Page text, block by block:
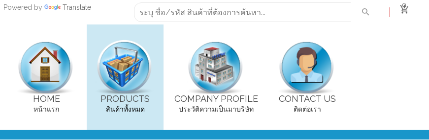
Powered by Translate 0
HOME
หน้าแรก
PRODUCTS
สินค้าทั้งหมด
COMPANY PROFILE
ประวัติความเป็นมาบริษัท
CONTACT US
ติดต่อเรา